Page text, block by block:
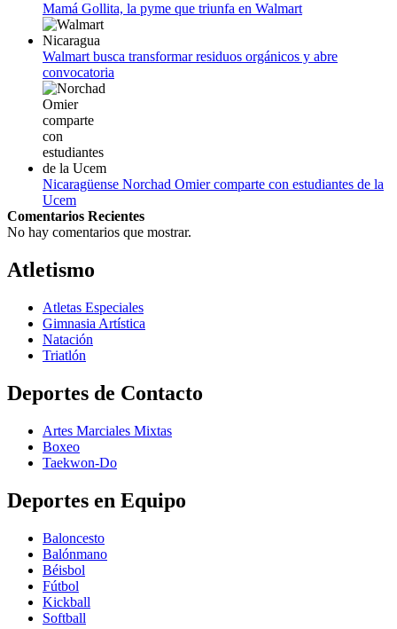
Mamá Gollita, la pyme que triunfa en Walmart
Walmart busca transformar residuos orgánicos y abre
convocatoria
Nicaragüense Norchad Omier comparte con estudiantes de la
Ucem
Comentarios Recientes
No hay comentarios que mostrar.
Atletismo
Atletas Especiales
Gimnasia Artística
Natación​
Triatlón​
Deportes de Contacto
Artes Marciales Mixtas
Boxeo
Taekwon-Do
Deportes en Equipo
Baloncesto
Balónmano
Béisbol
Fútbol
Kickball​
Softball​